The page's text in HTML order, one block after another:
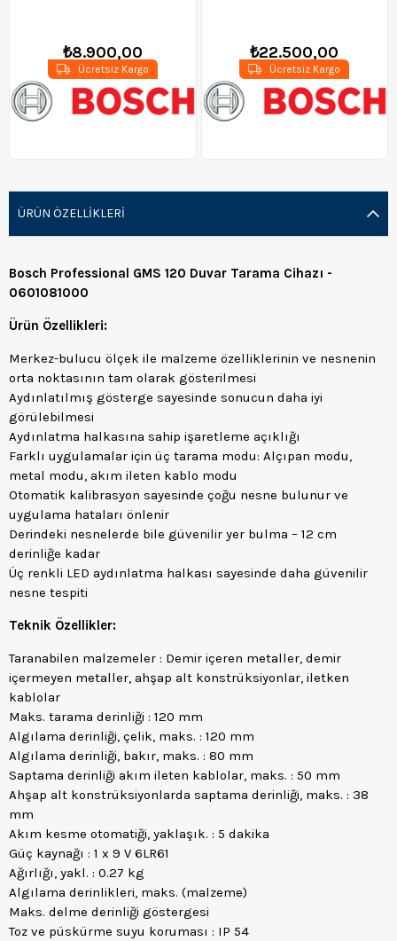
₺8.900,00
Ücretsiz Kargo
₺22.500,00
Ücretsiz Kargo
ÜRÜN ÖZELLIKLERI
Bosch Professional GMS 120 Duvar Tarama Cihazı -
0601081000
Ürün Özellikleri:
Merkez-bulucu ölçek ile malzeme özelliklerinin ve nesnenin
orta noktasının tam olarak gösterilmesi
Aydınlatılmış gösterge sayesinde sonucun daha iyi
görülebilmesi
Aydınlatma halkasına sahip işaretleme açıklığı
Farklı uygulamalar için üç tarama modu: Alçıpan modu,
metal modu, akım ileten kablo modu
Otomatik kalibrasyon sayesinde çoğu nesne bulunur ve
uygulama hataları önlenir
Derindeki nesnelerde bile güvenilir yer bulma – 12 cm
derinliğe kadar
Üç renkli LED aydınlatma halkası sayesinde daha güvenilir
nesne tespiti
Teknik Özellikler:
Taranabilen malzemeler : Demir içeren metaller, demir
içermeyen metaller, ahşap alt konstrüksiyonlar, iletken
kablolar
Maks. tarama derinliği : 120 mm
Algılama derinliği, çelik, maks. : 120 mm
Algılama derinliği, bakır, maks. : 80 mm
Saptama derinliği akım ileten kablolar, maks. : 50 mm
Ahşap alt konstrüksiyonlarda saptama derinliği, maks. : 38
mm
Akım kesme otomatiği, yaklaşık. : 5 dakika
Güç kaynağı : 1 x 9 V 6LR61
Ağırlığı, yakl. : 0.27 kg
Algılama derinlikleri, maks. (malzeme)
Maks. delme derinliği göstergesi
Toz ve püskürme suyu koruması : IP 54